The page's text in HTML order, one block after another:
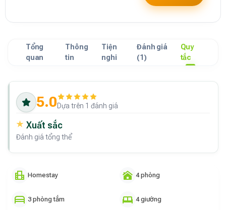
Tổng
quan
Thông
tin
Tiện
nghi
Đánh giá
(1)
Quy
tắc
5.0Dựa trên 1 đánh giá
Xuất sắc
Đánh giá tổng thể
Homestay 4 phòng
3 phòng tắm 4 giường